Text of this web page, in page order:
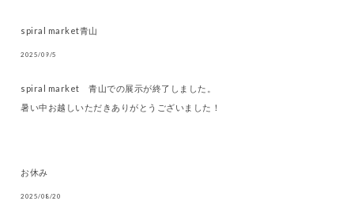
spiral market青山
2025/09/5
spiral market 青山での展示が終了しました。
暑い中お越しいただきありがとうございました！
お休み
2025/08/20